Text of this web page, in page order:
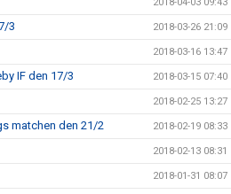
3 2018-03-26 21:09
2018-03-16 13:47
IF den 17/3 2018-03-15 07:40
2018-02-25 13:27
matchen den 21/2 2018-02-19 08:33
2018-02-13 08:31
2018-01-31 08:07